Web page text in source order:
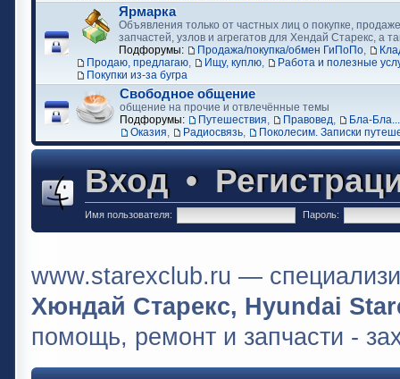
Ярмарка
Объявления только от частных лиц о покупке,
запчастей, узлов и агрегатов для Хендай Старекс, а
Подфорумы:
Продажа/покупка/обмен ГиПоПо,
Продаю, предлагаю, Ищу, куплю,
Работа и полезные
Покупки из-за бугра
Свободное общение
общение на прочие и отвлечённые темы
Подфорумы:
Путешествия, Правовед,
Бла-Бла...
Оказия, Радиосвязь, Поколесим. Записки
Вход•
Имя пользователя: Пароль:
www.starexclub.ru —
Хюндай Старекс, Hyundai
помощь, ремонт и запчасти -